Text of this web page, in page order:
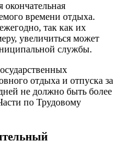
времени отдыха.
так как их
увеличиться может
службы.
отдыха и отпуска за
не должно быть более
по Трудовому